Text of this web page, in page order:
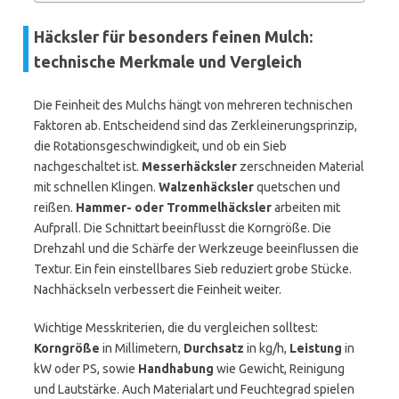
Häcksler für besonders feinen Mulch:
technische Merkmale und Vergleich
Die Feinheit des Mulchs hängt von mehreren technischen
Faktoren ab. Entscheidend sind das Zerkleinerungsprinzip,
die Rotationsgeschwindigkeit, und ob ein Sieb
nachgeschaltet ist. Messerhäcksler zerschneiden Material
mit schnellen Klingen. Walzenhäckslerquetschen und
reißen. Hammer- oder Trommelhäckslerarbeiten mit
Aufprall. Die Schnittart beeinflusst die Korngröße. Die
Drehzahl und die Schärfe der Werkzeuge beeinflussen die
Textur. Ein fein einstellbares Sieb reduziert grobe Stücke.
Nachhäckseln verbessert die Feinheit weiter.
Wichtige Messkriterien, die du vergleichen solltest:
Korngröße in Millimetern, Durchsatz in kg/h, Leistung in
kW oder PS, sowie Handhabung wie Gewicht, Reinigung
und Lautstärke. Auch Materialart und Feuchtegrad spielen